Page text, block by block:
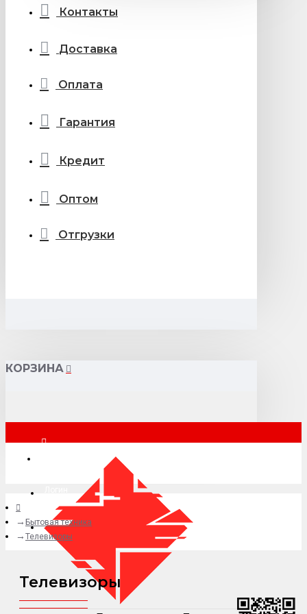
Контакты
Доставка
Оплата
Гарантия
Кредит
Оптом
Отгрузки
КОРЗИНА
+7 (977) 807-69-49
Бытовая техника
Телевизоры
Телевизоры